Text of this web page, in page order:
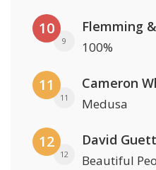
10
9
Flemming
100%
11
11
Cameron
Medusa
12
12
David
Beautiful